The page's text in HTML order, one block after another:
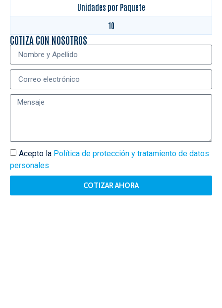
Unidades por Paquete
10
COTIZA CON NOSOTROS
Acepto la Política de protección y tratamiento de datos
personales
COTIZAR AHORA